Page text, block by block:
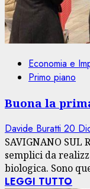
Economia e
Primo piano
Buona la
Davide Buratti 20
SAVIGNANO SUL
semplici da
biologica. Sono
LEGGI TUTTO